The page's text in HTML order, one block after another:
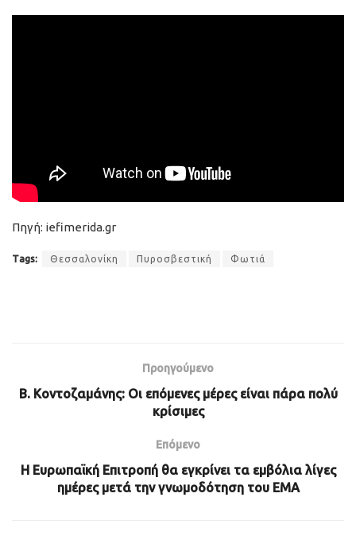
Πηγή: iefimerida.gr
Tags: Θεσσαλονίκη Πυροσβεστική Φωτιά
Προηγούμενο
Β. Κοντοζαμάνης: Οι επόμενες μέρες είναι πάρα πολύ
κρίσιμες
Επόμενο
Η Ευρωπαϊκή Επιτροπή θα εγκρίνει τα εμβόλια λίγες
ημέρες μετά την γνωμοδότηση του EMA